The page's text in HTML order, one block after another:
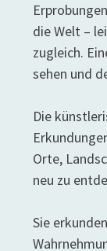
die Welt –
zugleich.
sehen und
Die
Orte,
neu zu
Sie